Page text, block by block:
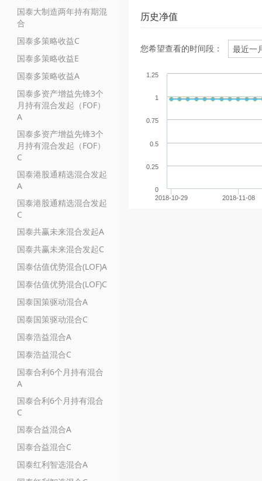
国泰大制造两年持有期混
合
国泰多策略收益C
国泰多策略收益E
国泰多策略收益A
国泰多资产增益先锋3个
月持有混合发起（FOF）
A
国泰多资产增益先锋3个
月持有混合发起（FOF）
C
国泰港股通精选混合发起
A
国泰港股通精选混合发起
C
国泰共赢未来混合发起A
国泰共赢未来混合发起C
国泰估值优势混合(LOF)A
国泰估值优势混合(LOF)C
国泰国策驱动混合A
国泰国策驱动混合C
国泰浩益混合A
国泰浩益混合C
国泰合利6个月持有混合
A
国泰合利6个月持有混合
C
国泰合益混合A
国泰合益混合C
国泰红利智选混合A
历史净值
您希望查看的时间段：
2018-10-29 2018-11-08
0
0.25
0.5
0.75
1
1.25